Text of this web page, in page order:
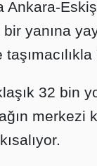
Ankara-
yanına
32 bin
merkezi